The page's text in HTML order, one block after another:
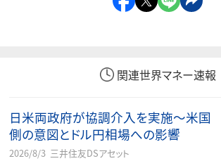
関連世界マネー速報
日米両政府が協調介入を実施～米国
側の意図とドル円相場への影響
2026/8/3 三井住友DSアセット